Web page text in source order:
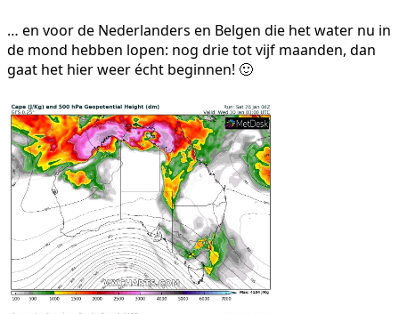
… en voor de Nederlanders en Belgen die het water nu in
de mond hebben lopen: nog drie tot vijf maanden, dan
gaat het hier weer écht beginnen! 🙂